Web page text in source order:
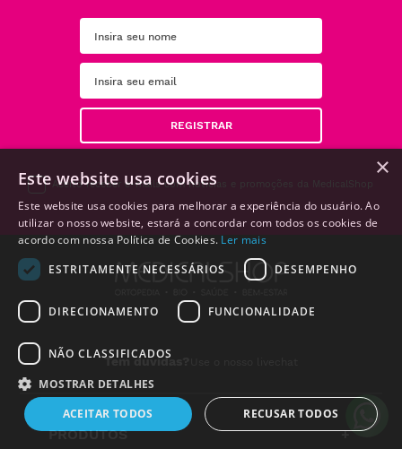
REGISTRAR
Aceito receber e-mails com notícias e promoções da MedicalShop
Tem duvidas?
PRODUTOS +
×
Este website usa cookies
Este website usa cookies para melhorar a experiência do usuário. Ao
utilizar o nosso website, estará a concordar com todos os cookies de
acordo com nossa Política de Cookies. Ler mais
ESTRITAMENTE NECESSÁRIOS
DESEMPENHO
DIRECIONAMENTO FUNCIONALIDADE
NÃO CLASSIFICADOS
MOSTRAR DETALHES
ACEITAR TODOS
RECUSAR TODOS